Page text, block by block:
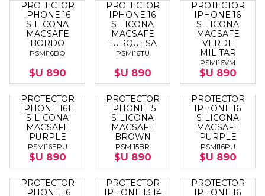
PROTECTOR
IPHONE 16
SILICONA
MAGSAFE
BORDO
PSMI16BO
$U 890
PROTECTOR
IPHONE 16
SILICONA
MAGSAFE
TURQUESA
PSMI16TU
$U 890
PROTECTOR
IPHONE 16
SILICONA
MAGSAFE
VERDE
MILITAR
PSMI16VM
$U 890
PROTECTOR
IPHONE 16E
SILICONA
MAGSAFE
PURPLE
PSMI16EPU
$U 890
PROTECTOR
IPHONE 15
SILICONA
MAGSAFE
BROWN
PSMI15BR
$U 890
PROTECTOR
IPHONE 16
SILICONA
MAGSAFE
PURPLE
PSMI16PU
$U 890
PROTECTOR
IPHONE 16
PROTECTOR
IPHONE 13 14
PROTECTOR
IPHONE 16